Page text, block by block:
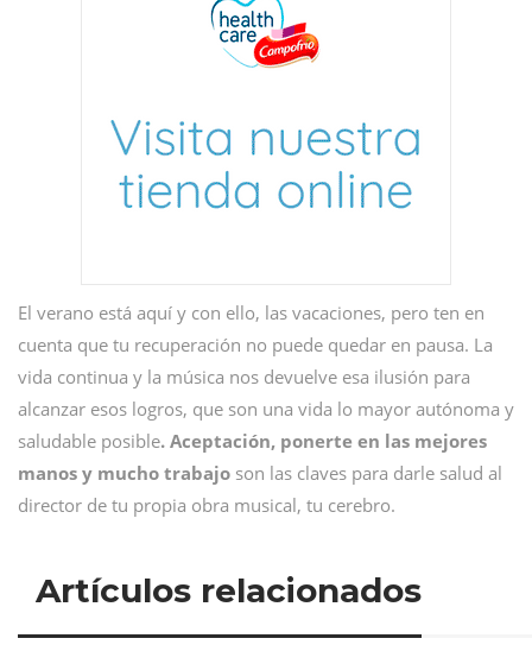
El verano está aquí y con ello, las vacaciones, pero ten en
cuenta que tu recuperación no puede quedar en pausa. La
vida continua y la música nos devuelve esa ilusión para
alcanzar esos logros, que son una vida lo mayor autónoma y
saludable posible. Aceptación, ponerte en las mejores
manos y mucho trabajo son las claves para darle salud al
director de tu propia obra musical, tu cerebro.
Artículos relacionados